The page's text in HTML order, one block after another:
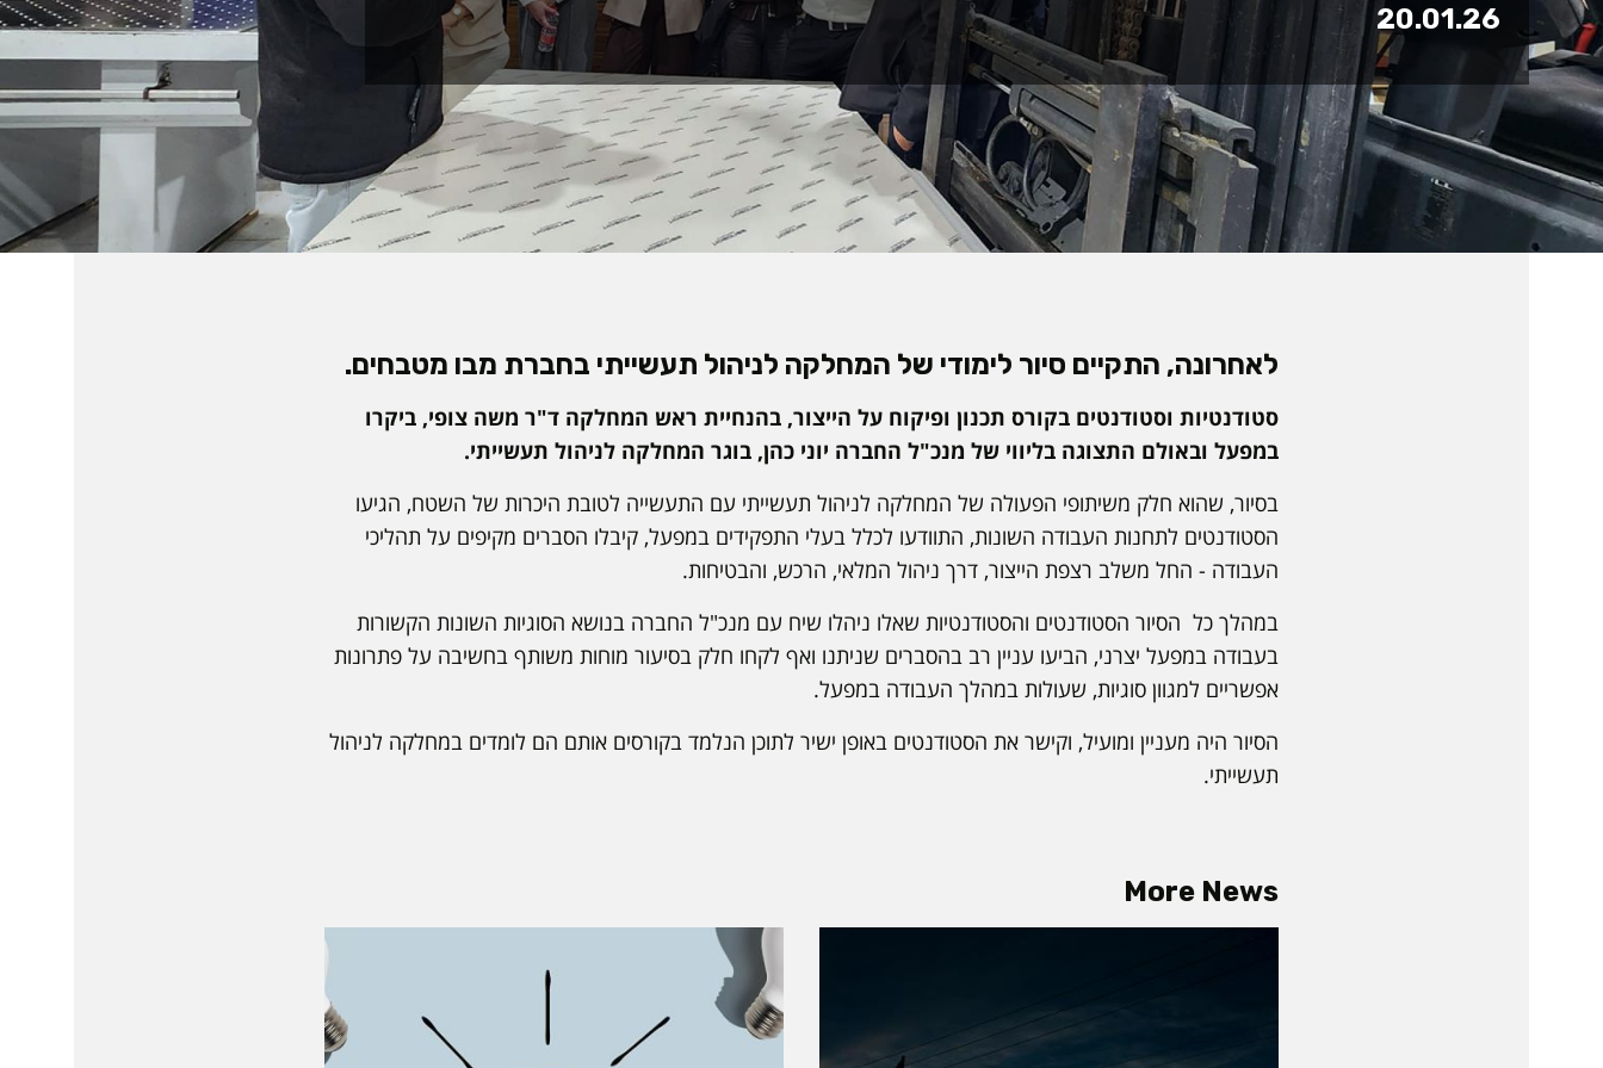
20.01.26
לאחרונה, התקיים סיור לימודי של המחלקה לניהול תעשייתי בחברת מבו מטבחים.
סטודנטיות וסטודנטים בקורס תכנון ופיקוח על הייצור, בהנחיית ראש המחלקה ד"ר משה צופי, ביקרו
במפעל ובאולם התצוגה בליווי של מנכ"ל החברה יוני כהן, בוגר המחלקה לניהול תעשייתי.
בסיור, שהוא חלק משיתופי הפעולה של המחלקה לניהול תעשייתי עם התעשייה לטובת היכרות של השטח, הגיעו
הסטודנטים לתחנות העבודה השונות, התוודעו לכלל בעלי התפקידים במפעל, קיבלו הסברים מקיפים על תהליכי
העבודה - החל משלב רצפת הייצור, דרך ניהול המלאי, הרכש, והבטיחות.
במהלך כל הסיור הסטודנטים והסטודנטיות שאלו ניהלו שיח עם מנכ"ל החברה בנושא הסוגיות השונות הקשורות
בעבודה במפעל יצרני, הביעו עניין רב בהסברים שניתנו ואף לקחו חלק בסיעור מוחות משותף בחשיבה על פתרונות
אפשריים למגוון סוגיות, שעולות במהלך העבודה במפעל.
הסיור היה מעניין ומועיל, וקישר את הסטודנטים באופן ישיר לתוכן הנלמד בקורסים אותם הם לומדים במחלקה לניהול
תעשייתי.
More News